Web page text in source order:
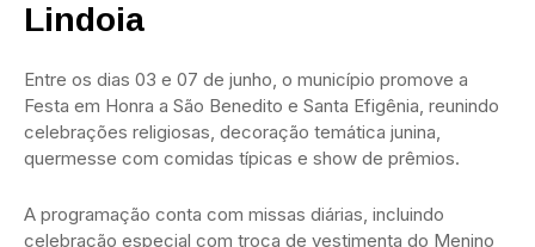
Lindoia
Entre os dias 03 e 07 de junho, o município promove a
Festa em Honra a São Benedito e Santa Efigênia, reunindo
celebrações religiosas, decoração temática junina,
quermesse com comidas típicas e show de prêmios.
A programação conta com missas diárias, incluindo
celebração especial com troca de vestimenta do Menino